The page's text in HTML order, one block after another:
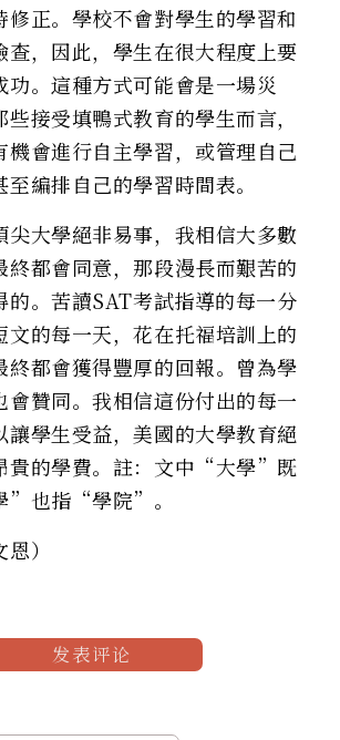
修正。學校不會對學生的學習和
查，因此，學生在很大程度上要
功。這種方式可能會是一場災
接受填鴨式教育的學生而言，
機會進行自主學習，或管理自己
編排自己的學習時間表。
尖大學絕非易事，我相信大多數
終都會同意，那段漫長而艱苦的
的。苦讀SAT考試指導的每一分
文的每一天，花在托福培訓上的
終都會獲得豐厚的回報。曾為學
會贊同。我相信這份付出的每一
讓學生受益，美國的大學教育絕
貴的學費。註：文中“大學”既
”也指“學院”。
）
发表评论